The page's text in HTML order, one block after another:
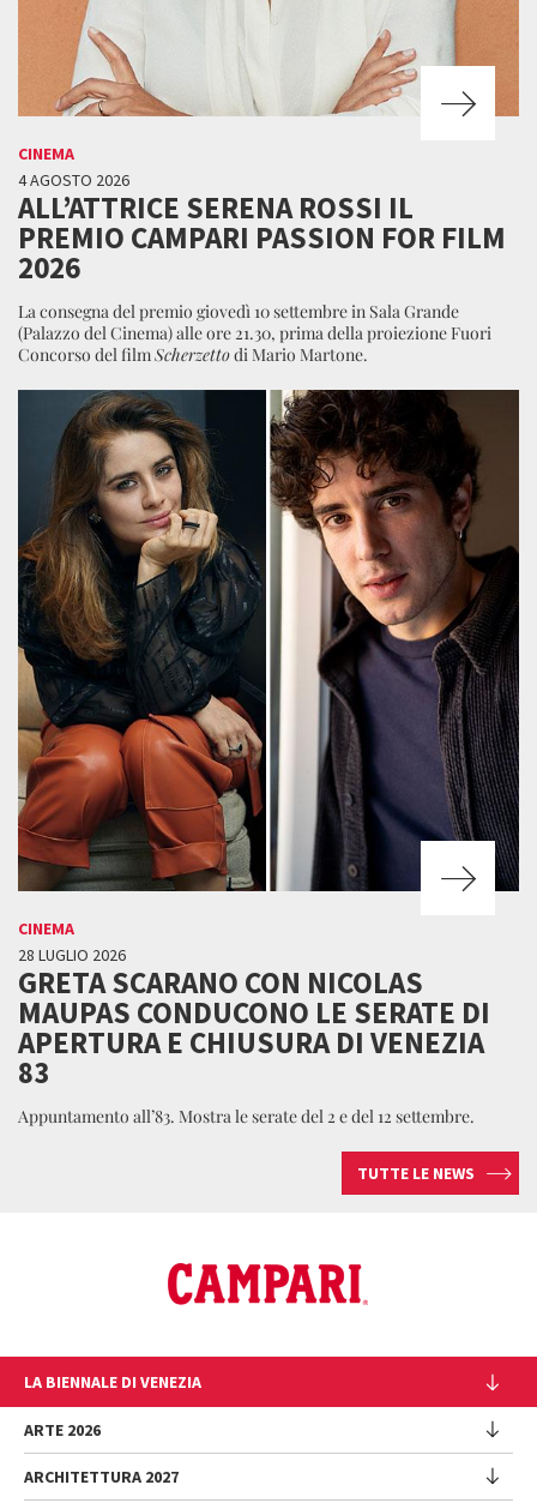
CINEMA
4 AGOSTO 2026
ALL’ATTRICE SERENA ROSSI IL
PREMIO CAMPARI PASSION FOR FILM
2026
La consegna del premio giovedì 10 settembre in Sala Grande
(Palazzo del Cinema) alle ore 21.30, prima della proiezione Fuori
Concorso del filmScherzettodi Mario Martone.
CINEMA
28 LUGLIO 2026
GRETA SCARANO CON NICOLAS
MAUPAS CONDUCONO LE SERATE DI
APERTURA E CHIUSURA DI VENEZIA
83
Appuntamento all’83. Mostra le serate del 2 e del 12 settembre.
TUTTE LE NEWS
LA BIENNALE DI VENEZIA
L'Istituzione
Cariche istituzionali
Storia
ARTE 2026
Esposizione
ARCHITETTURA 2027